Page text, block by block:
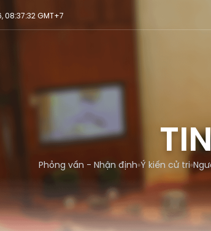
GMT+7
Phỏng vấn - Nhận định Ý kiến cử tri